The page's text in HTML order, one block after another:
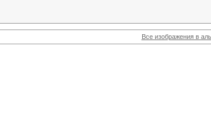
Все изображения в